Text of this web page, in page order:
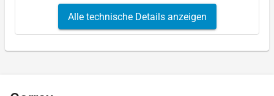
Alle technische Details anzeigen